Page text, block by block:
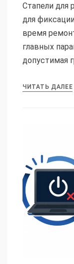
Стапели для
для
время
главных
допустимая
ЧИТАТЬ ДАЛЕЕ